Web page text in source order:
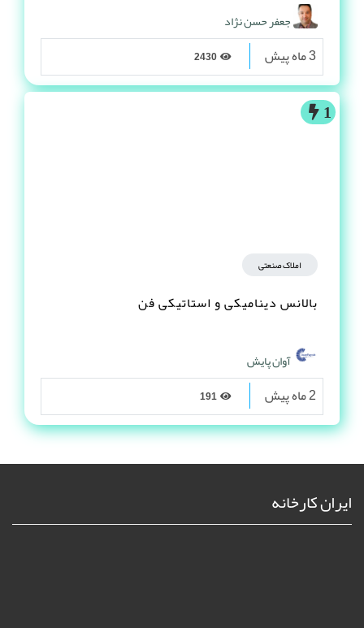
جعفر حسن نژاد
3 ماه پیش
1
املاک صنعتی
بالانس دینامیکی و استاتیکی فن
آوان پایش
2 ماه پیش
ایران کارخانه